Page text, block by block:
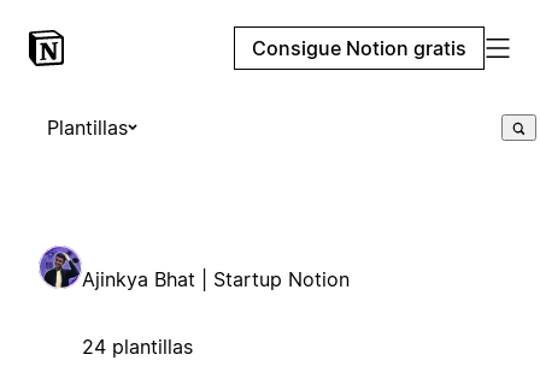
Consigue Notion gratis
Plantillas
Ajinkya Bhat | Startup Notion
24 plantillas